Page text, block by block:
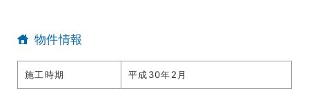
物件情報
施工時期 平成30年2月